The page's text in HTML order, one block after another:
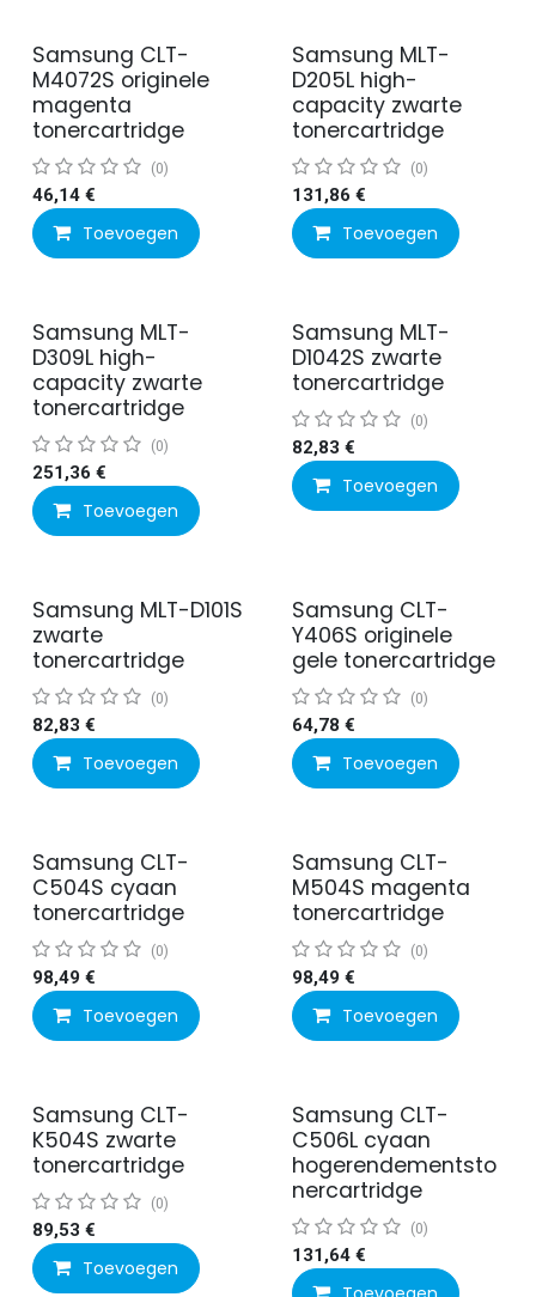
Samsung CLT-
M4072S originele
magenta
tonercartridge
(0)
46,14 €
Toevoegen
Samsung MLT-
D205L high-
capacity zwarte
tonercartridge
(0)
131,86 €
Toevoegen
Samsung MLT-
D309L high-
capacity zwarte
tonercartridge
(0)
251,36 €
Toevoegen
Samsung MLT-
D1042S zwarte
tonercartridge
(0)
82,83 €
Toevoegen
Samsung MLT-D101S
zwarte
tonercartridge
(0)
82,83 €
Toevoegen
Samsung CLT-
Y406S originele
gele tonercartridge
(0)
64,78 €
Toevoegen
Samsung CLT-
C504S cyaan
tonercartridge
(0)
98,49 €
Toevoegen
Samsung CLT-
M504S magenta
tonercartridge
(0)
98,49 €
Toevoegen
Samsung CLT-
K504S zwarte
tonercartridge
(0)
89,53 €
Toevoegen
Samsung CLT-
C506L cyaan
hogerendementsto
nercartridge
(0)
131,64€